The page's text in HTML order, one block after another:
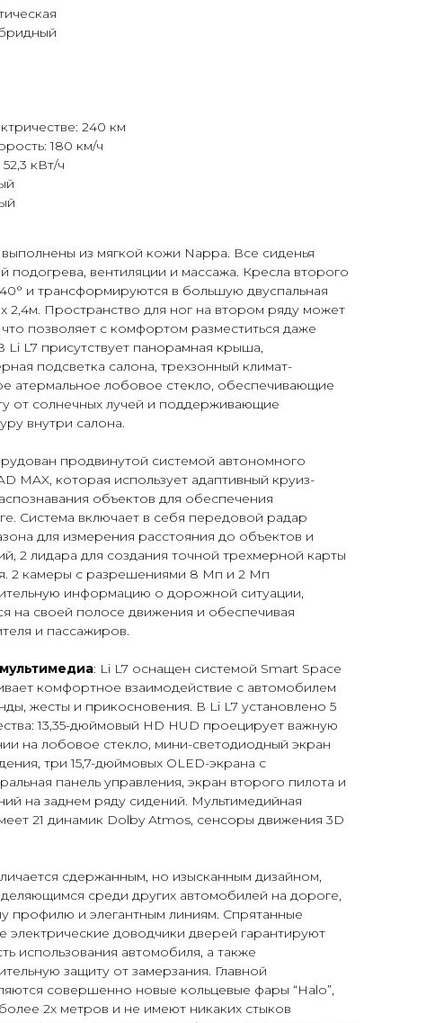
240 км
180 км/ч
кВт/ч
выполнены из мягкой кожи Nappa. Все сиденья
подогрева, вентиляции и массажа. Кресла второго
и трансформируются в большую двуспальная
2,4м. Пространство для ног на втором ряду может
что позволяет с комфортом разместиться даже
L7 присутствует панорамная крыша,
подсветка салона, трехзонный климат-
атермальное лобовое стекло, обеспечивающие
от солнечных лучей и поддерживающие
внутри салона.
продвинутой системой автономного
MAX, которая использует адаптивный круиз-
объектов для обеспечения
Система включает в себя передовой радар
для измерения расстояния до объектов и
2 лидара для создания точной трехмерной карты
2 камеры с разрешениями 8 Мп и 2 Мп
информацию о дорожной ситуации,
на своей полосе движения и обеспечивая
и пассажиров.
: Li L7 оснащен системой Smart Space
комфортное взаимодействие с автомобилем
жесты и прикосновения. В Li L7 установлено 5
13,35-дюймовый HD HUD проецирует важную
на лобовое стекло, мини-светодиодный экран
три 15,7-дюймовых OLED-экрана с
панель управления, экран второго пилота и
на заднем ряду сидений. Мультимедийная
21 динамик Dolby Atmos, сенсоры движения 3D
сдержанным, но изысканным дизайном,
среди других автомобилей на дороге,
профилю и элегантным линиям. Спрятанные
доводчики дверей гарантируют
использования автомобиля, а также
защиту от замерзания. Главной
совершенно новые кольцевые фары “Halo”,
2х метров и не имеют никаких стыков